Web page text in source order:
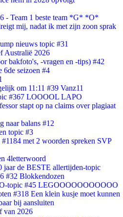
- Team 1 beste team *G* *O*
mij, nadat ik met zijn zoon sprak
nieuws topic #31
Australië 2026
bakfoto's, -vragen en -tips) #42
seizoen #4
om 11:11 #39 Vanz11
#367 LOOOOL LAPO
stapt op na claims over plagiaat
balans #12
topic #3
#1184 met 2 woorden spreken SVP
4letterwoord
jaar de BESTE allertijden-topic
#32 Blokkendozen
topic #45 LEGOOOOOOOOOOO
#318 Een klein kusje moet kunnen
bij aansluiten
van 2026